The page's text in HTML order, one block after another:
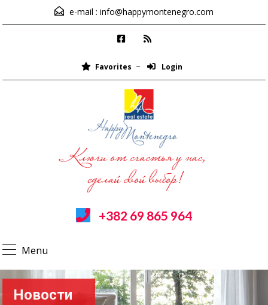
e-mail : info@happymontenegro.com
Favorites Login
+382 69 865 964
Menu
Новости